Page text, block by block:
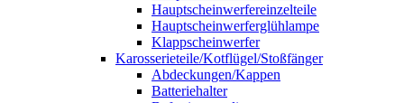
Hauptscheinwerfereinzelteile
Hauptscheinwerferglühlampe
Klappscheinwerfer
Karosserieteile/Kotflügel/Stoßfänger
Abdeckungen/Kappen
Batteriehalter